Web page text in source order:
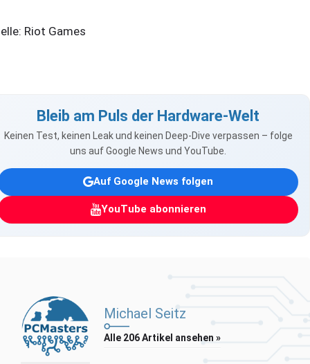
Riot Games
Bleib am Puls der Hardware-Welt
Keinen Test, keinen Leak und keinen Deep-Dive verpassen – folge
uns auf Google News und YouTube.
Auf Google News folgen
YouTube abonnieren
Michael Seitz
Alle 206 Artikel ansehen »